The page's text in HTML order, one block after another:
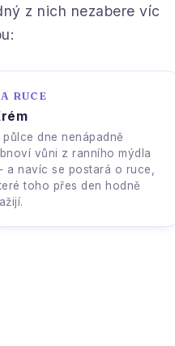
z nich nezabere víc
RUCE
půlce dne nenápadně
vůni z ranního mýdla
a navíc se postará o ruce,
toho přes den hodně